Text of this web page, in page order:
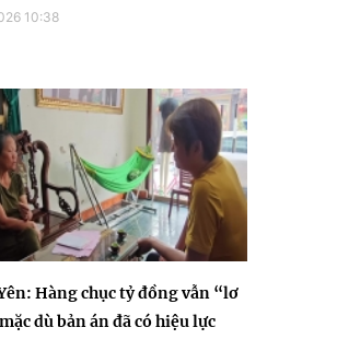
10:38
Hàng chục tỷ đồng vẫn “lơ
dù bản án đã có hiệu lực